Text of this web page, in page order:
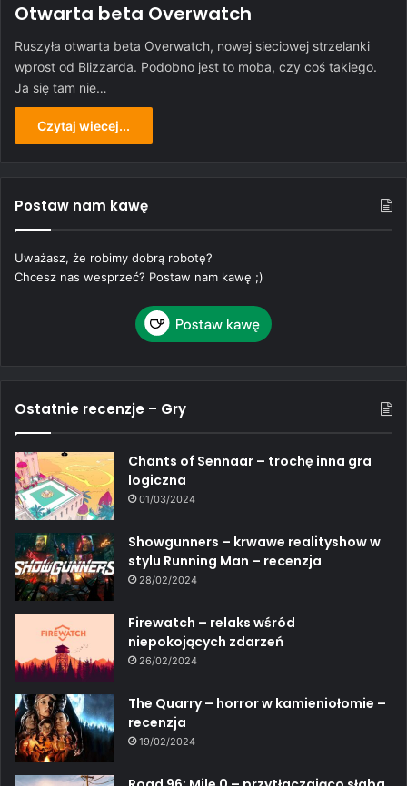
Otwarta beta Overwatch
Ruszyła otwarta beta Overwatch, nowej sieciowej strzelanki
wprost od Blizzarda. Podobno jest to moba, czy coś takiego.
Ja się tam nie…
Czytaj wiecej...
Postaw nam kawę
Uważasz, że robimy dobrą robotę?
Chcesz nas wesprzeć? Postaw nam kawę ;)
Ostatnie recenzje – Gry
Chants of Sennaar – trochę inna gra
logiczna
01/03/2024
Showgunners – krwawe realityshow w
stylu Running Man – recenzja
28/02/2024
Firewatch – relaks wśród
niepokojących zdarzeń
26/02/2024
The Quarry – horror w kamieniołomie –
recenzja
19/02/2024